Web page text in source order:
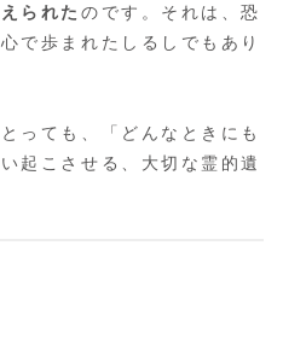
られた のです。それは、恐
で歩まれたしるしでもあり
っても、「どんなときにも
起こさせる、大切な霊的遺